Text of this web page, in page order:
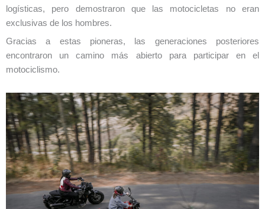
logísticas, pero demostraron que las motocicletas no eran
exclusivas de los hombres.
Gracias a estas pioneras, las generaciones posteriores
encontraron un camino más abierto para participar en el
motociclismo.